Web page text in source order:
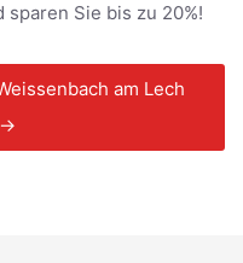
sparen Sie bis zu 20%!
am Lech